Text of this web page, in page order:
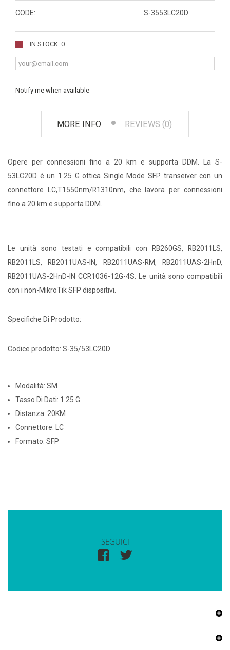
CODE: S-3553LC20D
IN STOCK: 0
Notify me when available
MORE INFO REVIEWS (0)
Opere per connessioni fino a 20 km e supporta DDM. La S-
53LC20D è un 1.25 G ottica Single Mode SFP transeiver con un
connettore LC,T1550nm/R1310nm, che lavora per connessioni
fino a 20 km e supporta DDM.
Le unità sono testati e compatibili con RB260GS, RB2011LS,
RB2011LS, RB2011UAS-IN, RB2011UAS-RM, RB2011UAS-2HnD,
RB2011UAS-2HnD-IN CCR1036-12G-4S. Le unità sono compatibili
con i non-MikroTik SFP dispositivi.
Specifiche Di Prodotto:
Codice prodotto: S-35/53LC20D
Modalità: SM
Tasso Di Dati: 1.25 G
Distanza: 20KM
Connettore: LC
Formato: SFP
SEGUICI